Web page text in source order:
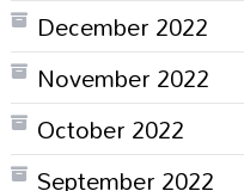
December 2022
November 2022
October 2022
September 2022